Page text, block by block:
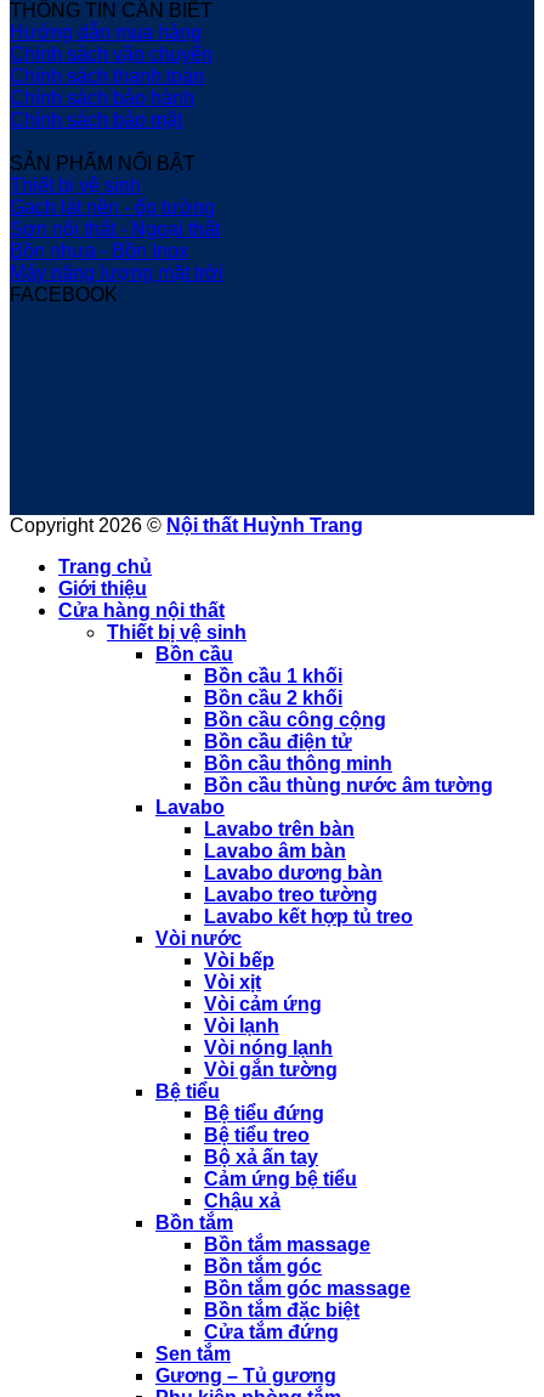
THÔNG TIN CẦN BIẾT
Hướng dẫn mua hàng
Chính sách vận chuyển
Chính sách thanh toán
Chính sách bảo hành
Chính sách bảo mật
SẢN PHẨM NỔI BẬT
Thiết bị vệ sinh
Gạch lát nền - ốp tường
Sơn nội thất - Ngoại thất
Bồn nhựa - Bồn Inox
Máy năng lượng mặt trời
FACEBOOK
Copyright 2026 © Nội thất Huỳnh Trang
Trang chủ
Giới thiệu
Cửa hàng nội thất
Thiết bị vệ sinh
Bồn cầu
Bồn cầu 1 khối
Bồn cầu 2 khối
Bồn cầu công cộng
Bồn cầu điện tử
Bồn cầu thông minh
Bồn cầu thùng nước âm tường
Lavabo
Lavabo trên bàn
Lavabo âm bàn
Lavabo dương bàn
Lavabo treo tường
Lavabo kết hợp tủ treo
Vòi nước
Vòi bếp
Vòi xịt
Vòi cảm ứng
Vòi lạnh
Vòi nóng lạnh
Vòi gắn tường
Bệ tiểu
Bệ tiểu đứng
Bệ tiểu treo
Bộ xả ấn tay
Cảm ứng bệ tiểu
Chậu xả
Bồn tắm
Bồn tắm massage
Bồn tắm góc
Bồn tắm góc massage
Bồn tắm đặc biệt
Cửa tắm đứng
Sen tắm
Gương – Tủ gương